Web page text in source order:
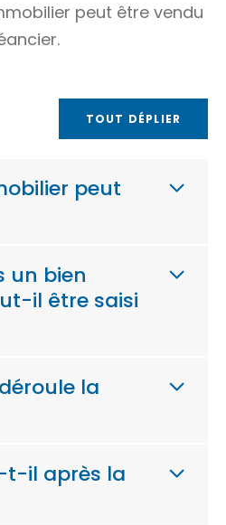
peut être vendu
TOUT DÉPLIER
peut
un bien
il être saisi
la
t-il après la